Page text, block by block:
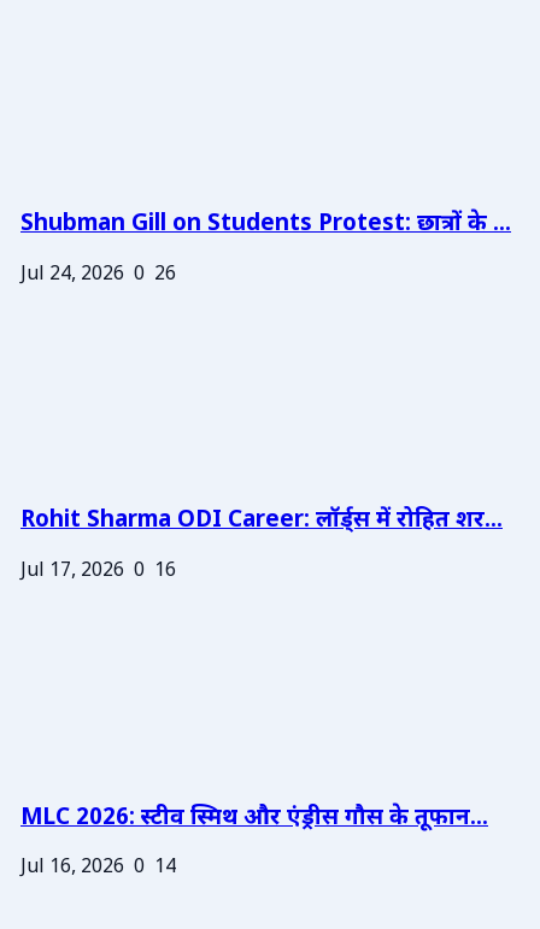
Shubman Gill on Students Protest: छात्रों के ...
Jul 24, 2026 0 26
Rohit Sharma ODI Career: लॉर्ड्स में रोहित शर...
Jul 17, 2026 0 16
MLC 2026: स्टीव स्मिथ और एंड्रीस गौस के तूफान...
Jul 16, 2026 0 14